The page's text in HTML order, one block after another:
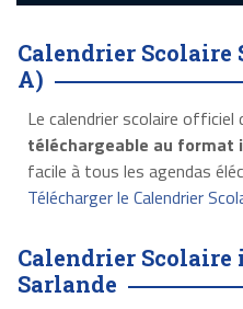
Calendrier Scolaire
A)
Le calendrier scolaire officiel
téléchargeable au format
facile à tous les agendas
Télécharger le Calendrier
Calendrier
Sarlande